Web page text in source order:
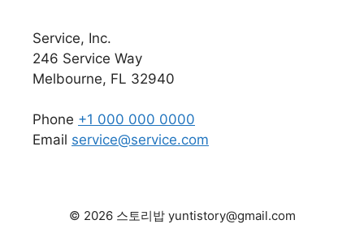
Service, Inc.
246 Service Way
Melbourne, FL 32940
Phone +1 000 000 0000
Email service@service.com
© 2026 스토리밥 yuntistory@gmail.com